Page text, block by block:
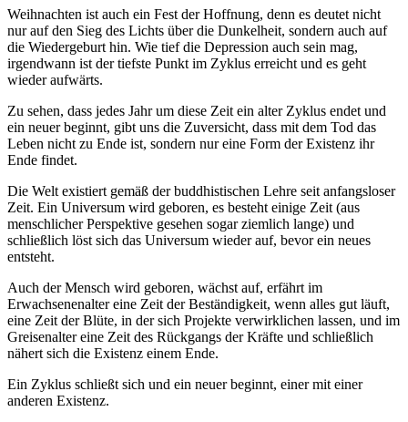
Weihnachten ist auch ein Fest der Hoffnung, denn es deutet nicht
nur auf den Sieg des Lichts über die Dunkelheit, sondern auch auf
die Wiedergeburt hin. Wie tief die Depression auch sein mag,
irgendwann ist der tiefste Punkt im Zyklus erreicht und es geht
wieder aufwärts.
Zu sehen, dass jedes Jahr um diese Zeit ein alter Zyklus endet und
ein neuer beginnt, gibt uns die Zuversicht, dass mit dem Tod das
Leben nicht zu Ende ist, sondern nur eine Form der Existenz ihr
Ende findet.
Die Welt existiert gemäß der buddhistischen Lehre seit anfangsloser
Zeit. Ein Universum wird geboren, es besteht einige Zeit (aus
menschlicher Perspektive gesehen sogar ziemlich lange) und
schließlich löst sich das Universum wieder auf, bevor ein neues
entsteht.
Auch der Mensch wird geboren, wächst auf, erfährt im
Erwachsenenalter eine Zeit der Beständigkeit, wenn alles gut läuft,
eine Zeit der Blüte, in der sich Projekte verwirklichen lassen, und im
Greisenalter eine Zeit des Rückgangs der Kräfte und schließlich
nähert sich die Existenz einem Ende.
Ein Zyklus schließt sich und ein neuer beginnt, einer mit einer
anderen Existenz.